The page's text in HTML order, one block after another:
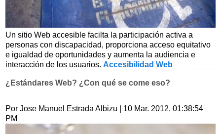
Un sitio Web accesible facilta la participación activa a
personas con discapacidad, proporciona acceso equitativo
e igualdad de oportunidades y aumenta la audiencia e
interacción de los usuarios. Accesibilidad Web
¿Estándares Web? ¿Con qué se come eso?
Por Jose Manuel Estrada Albizu | 10 Mar. 2012, 01:38:54
PM